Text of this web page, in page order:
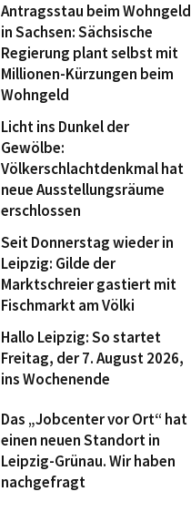
Antragsstau beim Wohngeld
in Sachsen: Sächsische
Regierung plant selbst mit
Millionen-Kürzungen beim
Wohngeld
Licht ins Dunkel der
Gewölbe:
Völkerschlachtdenkmal hat
neue Ausstellungsräume
erschlossen
Seit Donnerstag wieder in
Leipzig: Gilde der
Marktschreier gastiert mit
Fischmarkt am Völki
Hallo Leipzig: So startet
Freitag, der 7. August 2026,
ins Wochenende
Das „Jobcenter vor Ort“ hat
einen neuen Standort in
Leipzig-Grünau. Wir haben
nachgefragt